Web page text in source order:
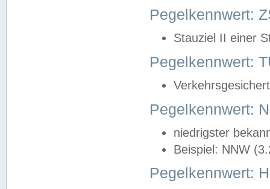
Pegelkennwert:
Stauziel II einer
Pegelkennwert:
Pegelkennwert:
niedrigster
Beispiel: NNW
Pegelkennwert: